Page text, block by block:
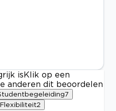
is Klik op een
anderen dit beoordelen
7
Flexibiliteit2